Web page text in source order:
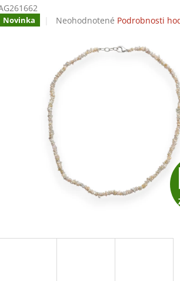
Novinka
Priemerné
0,0
z
5
hviezdičiek.
Neohodnotené Podrobnosti